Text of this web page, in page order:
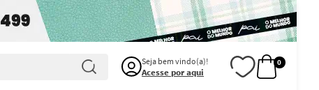
Seja bem vindo(a)!
Acesse por aqui
0